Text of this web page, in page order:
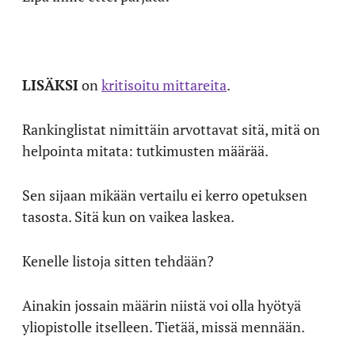
LISÄKSIonkritisoitu mittareita.
Rankinglistat nimittäin arvottavat sitä, mitä on
helpointa mitata: tutkimusten määrää.
Sen sijaan mikään vertailu ei kerro opetuksen
tasosta. Sitä kun on vaikea laskea.
Kenelle listoja sitten tehdään?
Ainakin jossain määrin niistä voi olla hyötyä
yliopistolle itselleen. Tietää, missä mennään.